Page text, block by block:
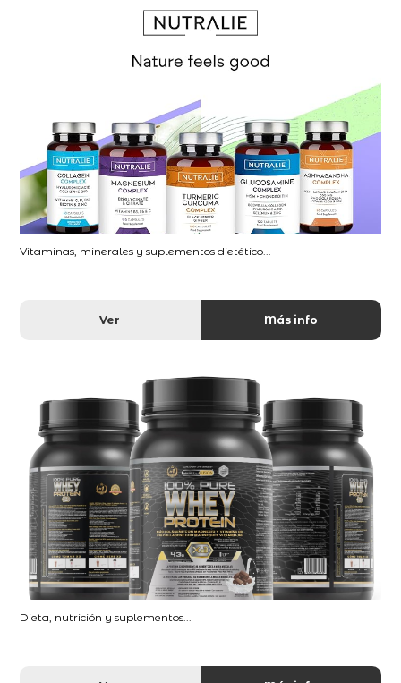
Vitaminas, minerales y suplementos dietético...
Ver Más info
Dieta, nutrición y suplementos...